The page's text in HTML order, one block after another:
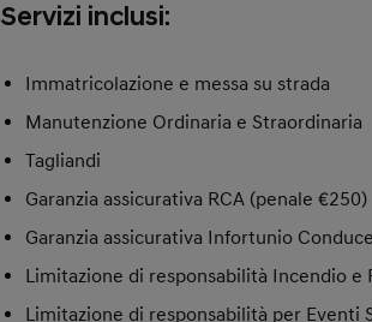
Servizi inclusi:
Immatricolazione e messa su strada
Manutenzione Ordinaria e Straordinaria
Tagliandi
Garanzia assicurativa RCA (penale €250)
Garanzia assicurativa Infortunio
Limitazione di responsabilità Incendio e
Limitazione di responsabilità per